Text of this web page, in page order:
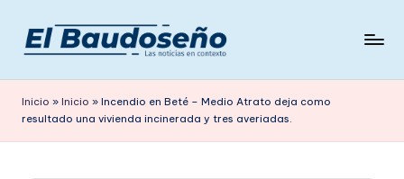
Saltar
contenido
e
ri
en
Inicio » Inicio » Incendio en Beté – Medio Atrato deja como
resultado una vivienda incinerada y tres averiadas.